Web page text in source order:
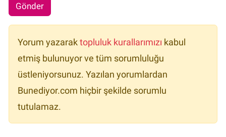
Gönder
Yorum yazarak topluluk kurallarımızı kabul
etmiş bulunuyor ve tüm sorumluluğu
üstleniyorsunuz. Yazılan yorumlardan
Bunediyor.com hiçbir şekilde sorumlu
tutulamaz.